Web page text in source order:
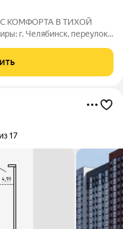
КОМФОРТА В ТИХОЙ
г. Челябинск, переулок
под боком, а
17